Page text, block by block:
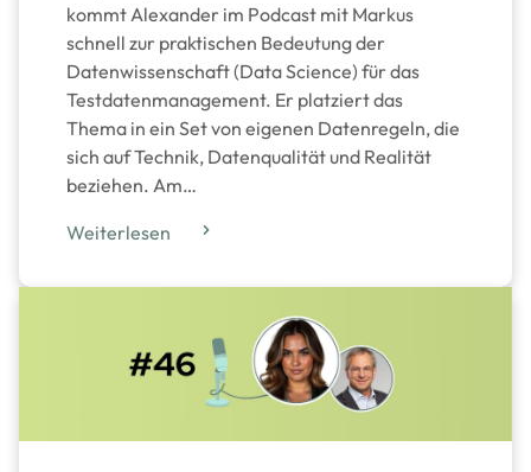
kommt Alexander im Podcast mit Markus
schnell zur praktischen Bedeutung der
Datenwissenschaft (Data Science) für das
Testdatenmanagement. Er platziert das
Thema in ein Set von eigenen Datenregeln, die
sich auf Technik, Datenqualität und Realität
beziehen. Am…
Weiterlesen